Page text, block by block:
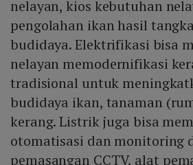
nelayan, kios kebutuhan
pengolahan ikan hasil
budidaya. Elektrifikasi bisa
nelayan memodernifikasi
tradisional untuk
budidaya ikan, tanaman
kerang. Listrik juga bisa
otomatisasi dan monitoring
pemasangan CCTV, alat